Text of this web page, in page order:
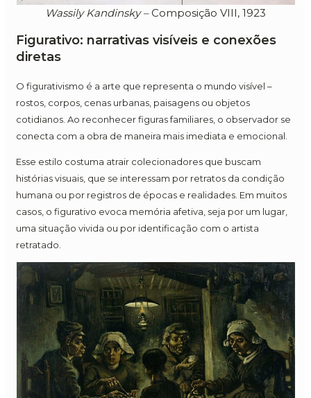
Wassily Kandinsky – Composição VIII, 1923
Figurativo: narrativas visíveis e conexões
diretas
O figurativismo é a arte que representa o mundo visível –
rostos, corpos, cenas urbanas, paisagens ou objetos
cotidianos. Ao reconhecer figuras familiares, o observador se
conecta com a obra de maneira mais imediata e emocional.
Esse estilo costuma atrair colecionadores que buscam
histórias visuais, que se interessam por retratos da condição
humana ou por registros de épocas e realidades. Em muitos
casos, o figurativo evoca memória afetiva, seja por um lugar,
uma situação vivida ou por identificação com o artista
retratado.